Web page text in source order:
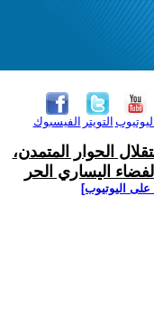
الفيسبوك التويتر اليوتيوب
الحوار المتمدن،
اليساري الحر
اليوتيوب]